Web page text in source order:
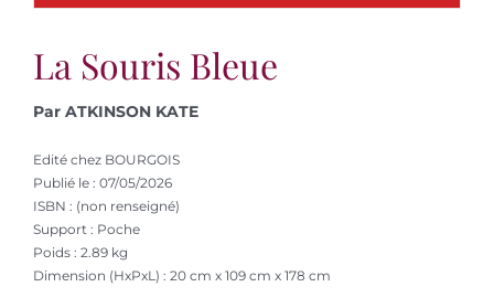
La Souris Bleue
Par ATKINSON KATE
Edité chez BOURGOIS
Publié le : 07/05/2026
ISBN : (non renseigné)
Support : Poche
Poids : 2.89 kg
Dimension (HxPxL) : 20 cm x 109 cm x 178 cm